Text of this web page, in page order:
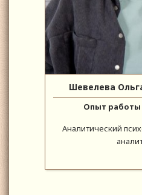
Шевелева
Опыт работы
Аналитический